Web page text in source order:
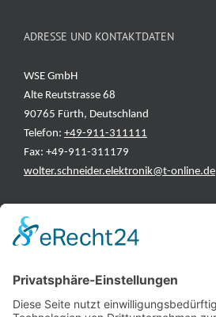
ADRESSE UND KONTAKTDATEN
WSE GmbH
Alte Reutstrasse 68
90765 Fürth, Deutschland
Telefon: +49-911-311111
Fax: +49-911-311179
wolter.schneider.elektronik@t-online.de
INFORMATIONEN
Hersteller